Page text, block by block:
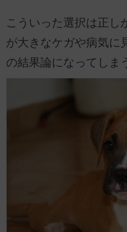
こういった選択は正し
が大きなケガや病気に
の結果論になってしま